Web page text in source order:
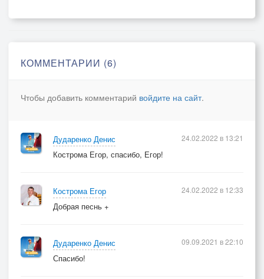
КОММЕНТАРИИ (6)
Чтобы добавить комментарий войдите на сайт.
Дударенко Денис
Кострома Егор, спасибо, Егор!
24.02.2022 в 13:21
Кострома Егор
Добрая песнь +
24.02.2022 в 12:33
Дударенко Денис
Спасибо!
09.09.2021 в 22:10